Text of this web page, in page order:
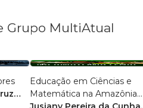
Grupo MultiAtual
Educação em Ciências e
Matemática na Amazônia